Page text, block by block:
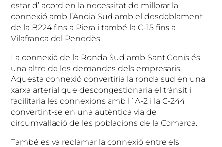
estar d’ acord en la necessitat de millorar la
connexió amb l’Anoia Sud amb el desdoblament
de la B224 fins a Piera i també la C-15 fins a
Vilafranca del Penedès.
La connexió de la Ronda Sud amb Sant Genís és
una altre de les demandes dels empresaris,
Aquesta connexió convertiria la ronda sud en una
xarxa arterial que descongestionaria el trànsit i
facilitaria les connexions amb l´A-2 i la C-244
convertint-se en una autèntica via de
circumval·lació de les poblacions de la Comarca.
També es va reclamar la connexió entre els